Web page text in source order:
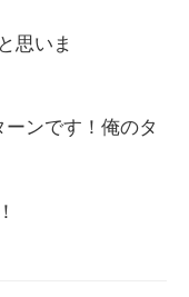
思いま
ンです！俺のタ